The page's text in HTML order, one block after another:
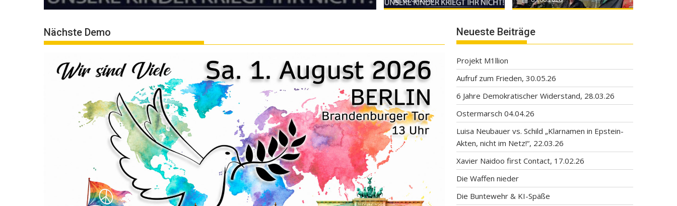
Nächste Demo Neueste Beiträge
Projekt M1llion
Aufruf zum Frieden, 30.05.26
6 Jahre Demokratischer Widerstand, 28.03.26
Ostermarsch 04.04.26
Luisa Neubauer vs. Schild „Klarnamen in Epstein-
Akten, nicht im Netz!“, 22.03.26
Xavier Naidoo first Contact, 17.02.26
Die Waffen nieder
Die Buntewehr & KI-Späße